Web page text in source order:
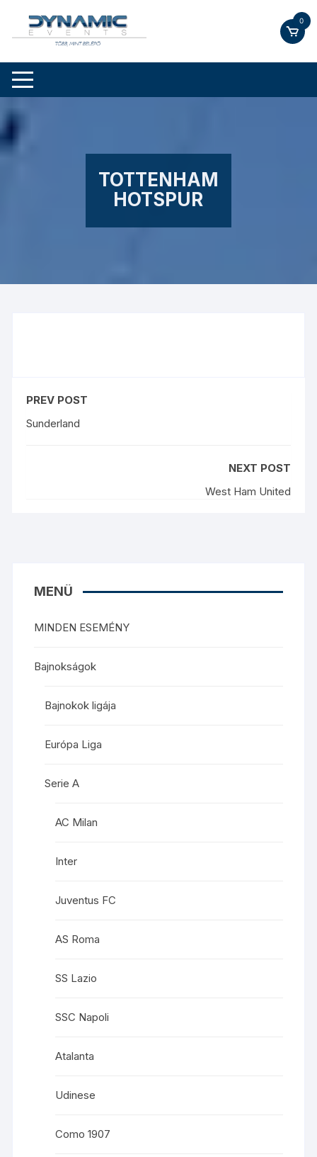
content
0
TOTTENHAM
HOTSPUR
PREV POST
Sunderland
NEXT POST
West Ham United
MENÜ
MINDEN ESEMÉNY
Bajnokságok
Bajnokok ligája
Európa Liga
Serie A
AC Milan
Inter
Juventus FC
AS Roma
SS Lazio
SSC Napoli
Atalanta
Udinese
Como 1907